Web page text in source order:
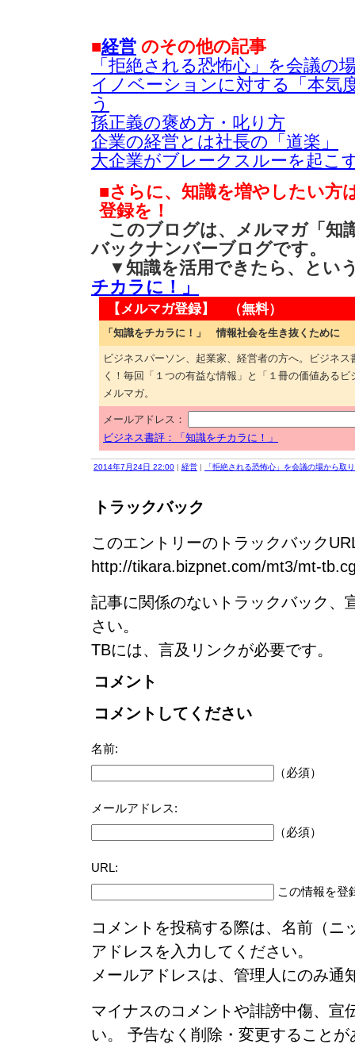
■経営 のその他の記事
「拒絶される恐怖心」を会議の
イノベーションに対する「本気
う
孫正義の褒め方・叱り方
企業の経営とは社長の「道楽」
大企業がブレークスルーを起こ
■さらに、知識を増やしたい方
登録を！
このブログは、メルマガ「知
バックナンバーブログです。
▼知識を活用できたら、と
チカラに！」
【メルマガ登録】 （無料）
「知識をチカラに！」 情報社会を生き抜くために
ビジネスパーソン、起業家、経営者の方へ。ビジネ
く！毎回「１つの有益な情報」と「１冊の価値ある
メルマガ。
メールアドレス：
ビジネス書評：「知識をチカラに！」
2014年7月24日 22:00 | 経営 | 「拒絶される恐怖心」を会議の場から取
トラックバック
このエントリーのトラックバック
http://tikara.bizpnet.com/mt3/mt-
記事に関係のないトラックバック、
さい。
TBには、言及リンクが必要です。
コメント
コメントしてください
名前:
（必須）
メールアドレス:
（必須）
URL:
この情報を登
コメントを投稿する際は、名前（ニ
アドレスを入力してください。
メールアドレスは、管理人にのみ通
マイナスのコメントや誹謗中傷、宣
い。 予告なく削除・変更することが